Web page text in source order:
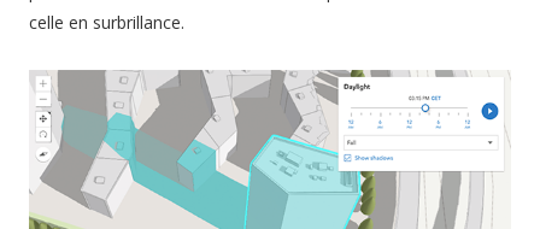
celle en surbrillance.